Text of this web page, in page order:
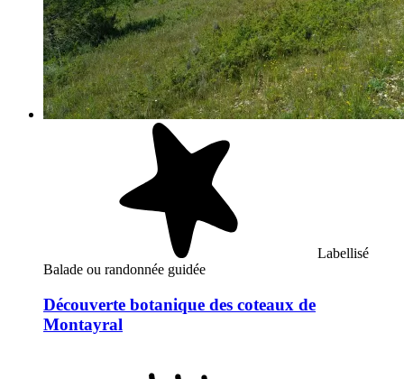
Labellisé
Balade ou randonnée guidée
Découverte botanique des coteaux de
Montayral